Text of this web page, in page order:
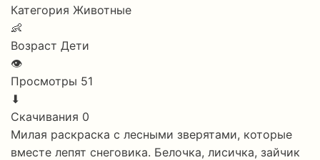
Категория Животные
👶
Возраст Дети
👁
Просмотры 51
⬇
Скачивания 0
Милая раскраска с лесными зверятами, которые
вместе лепят снеговика. Белочка, лисичка, зайчик